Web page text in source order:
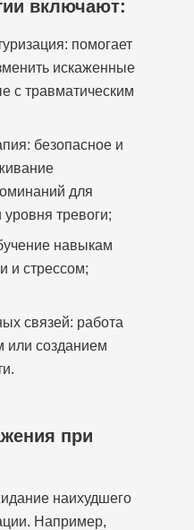
помогает
искаженные
с травматическим
безопасное и
для
тревоги;
включают:
навыкам
и стрессом;
связей: работа
или созданием
при
наихудшего
Например,